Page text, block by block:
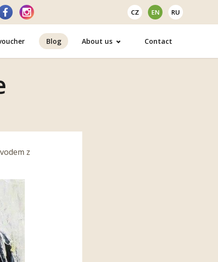
CZ EN RU
Blog About us Contact
z